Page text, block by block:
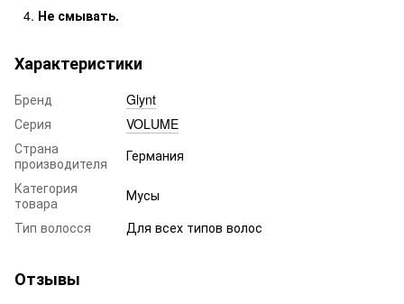
Не смывать.
Характеристики
Бренд
Glynt
Серия
VOLUME
Страна
производителя
Германия
Категория
товара
Мусы
Тип волосся
Для всех типов волос
Отзывы